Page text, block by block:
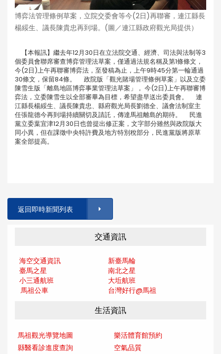
博弈法管理條例草案，立院交委會等今(2日)再聯審，連江縣長
楊綏生、議長陳貴忠再到場。(圖／連江縣政府觀光局提供）
【本報訊】繼去年12月30日在立法院交通、經濟、司法與法制等3
個委員會聯席審查博弈管理法草案，僅通過法規名稱及第1條條文，
今(2日)上午再聯審博弈法，至發稿為止，上午9時45分第一輪通過
30條文，保留84條。 政院版「觀光賭場管理條例草案」以及立委
陳雪生版「離島地區博弈事業管理法草案」， 今(2日)上午再聯審博
弈法，立委陳雪生以全部審畢為目標，希望盡早送出委員會。 連
江縣長楊綏生、議長陳貴忠、縣府觀光局長劉德全、議會法制室主
任張龍德今再到場持續關切及請託，傳達馬祖離島的期待。 民進
黨立委葉宜津12月30日也曾提出修正案，文字部分雖然與政院版大
同小異，但在課徵中央特許費及地方特別稅部分，民進黨版將原草
案全部提高。
返回即時新聞列表
交通資訊
海空交通資訊
新臺馬輪
臺馬之星
南北之星
小三通航班
大坵航班
馬祖公車
台灣好行@馬祖
生活資訊
馬祖觀光導覽地圖
樂活體育館預約
縣醫看診進度查詢
空氣品質